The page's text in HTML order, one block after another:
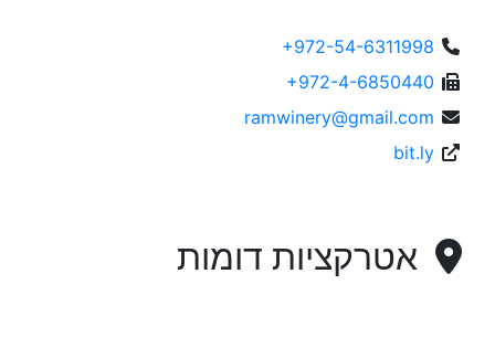
+972-54-6311998
+972-4-6850440
ramwinery@gmail.com
bit.ly
אטרקציות דומות